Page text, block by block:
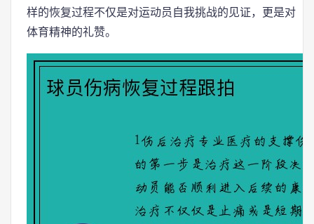
样的恢复过程不仅是对运动员自我挑战的见证，更是对
体育精神的礼赞。